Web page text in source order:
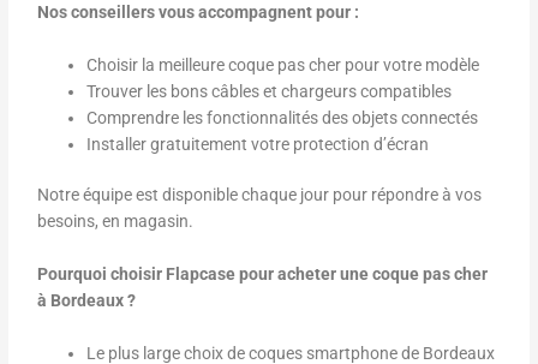
Nos conseillers vous accompagnent pour :
Choisir la meilleure coque pas cher pour votre modèle
Trouver les bons câbles et chargeurs compatibles
Comprendre les fonctionnalités des objets connectés
Installer gratuitement votre protection d’écran
Notre équipe est disponible chaque jour pour répondre à vos
besoins, en magasin.
Pourquoi choisir Flapcase pour acheter une coque pas cher
à Bordeaux ?
Le plus large choix de coques smartphone de Bordeaux